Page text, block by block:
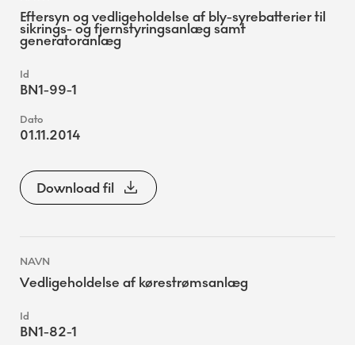
Eftersyn og vedligeholdelse af bly-syrebatterier til
sikrings- og fjernstyringsanlæg samt
generatoranlæg
BN1-99-1
01.11.2014
Download fil
Vedligeholdelse af kørestrømsanlæg
BN1-82-1